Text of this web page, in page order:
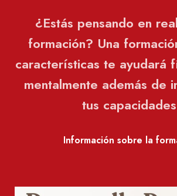
¿Estás pensando en
formación? Una
características te ayudará
mentalmente además de
tus
Información sobre la